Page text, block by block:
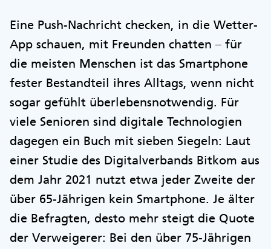
Eine Push-Nachricht checken, in die Wetter-
App schauen, mit Freunden chatten – für
die meisten Menschen ist das Smartphone
fester Bestandteil ihres Alltags, wenn nicht
sogar gefühlt überlebensnotwendig. Für
viele Senioren sind digitale Technologien
dagegen ein Buch mit sieben Siegeln: Laut
einer Studie des Digitalverbands Bitkom aus
dem Jahr 2021 nutzt etwa jeder Zweite der
über 65-Jährigen kein Smartphone. Je älter
die Befragten, desto mehr steigt die Quote
der Verweigerer: Bei den über 75-Jährigen